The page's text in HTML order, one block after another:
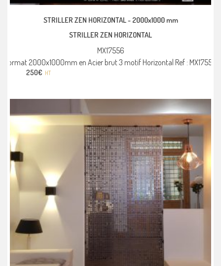
STRILLER ZEN HORIZONTAL - 2000x1000 mm
STRILLER ZEN HORIZONTAL
MX17556
Format 2000x1000mm en Acier brut 3 motif Horizontal Ref : MX17556
250€ HT